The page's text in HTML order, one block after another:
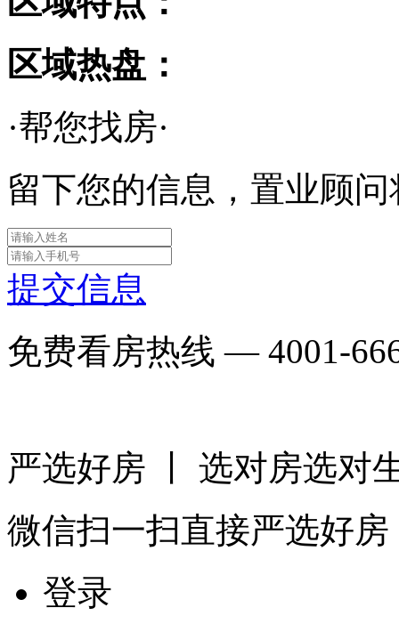
区域热盘：
·帮您找房·
留下您的信息，置业顾
提交信息
免费看房热线 — 4001-
严选好房 丨 选对房选对
微信扫一扫直接严选好房
登录